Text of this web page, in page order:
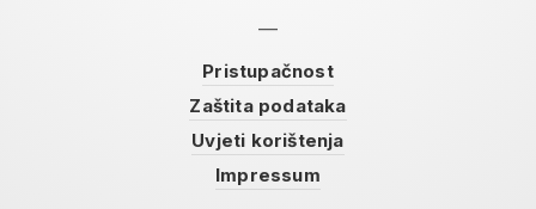
Pristupačnost
Zaštita podataka
Uvjeti korištenja
Impressum